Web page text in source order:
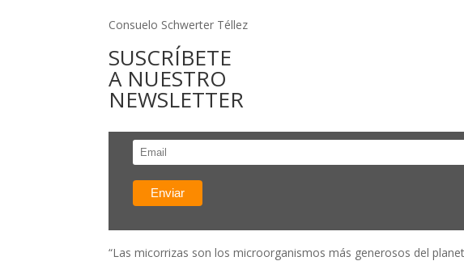
Consuelo Schwerter Téllez
SUSCRÍBETE
A NUESTRO
NEWSLETTER
“Las micorrizas son los microorganismos más generosos del